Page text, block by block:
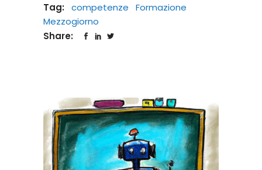
Tag: competenze
Formazione
Mezzogiorno
Share: